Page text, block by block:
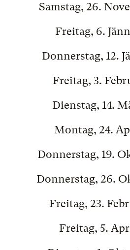
Samstag, 26.
Freitag, 6.
Donnerstag, 12.
Freitag, 3.
Dienstag, 14.
Montag, 24.
Donnerstag, 19.
Donnerstag, 26.
Freitag, 23.
Freitag, 5.